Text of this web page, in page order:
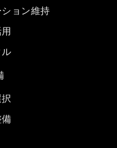
ョン維持